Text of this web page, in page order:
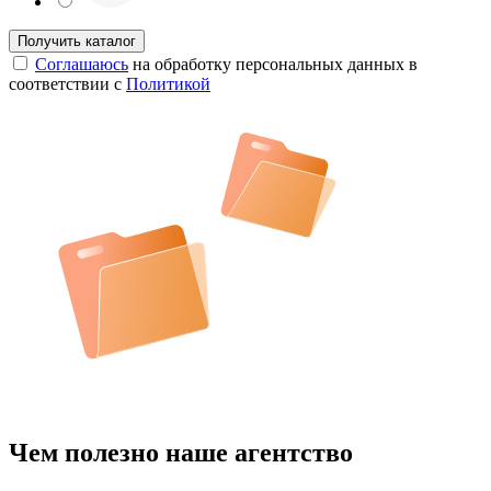
Соглашаюсь на обработку персональных данных в
соответствии с Политикой
Чем полезно наше агентство